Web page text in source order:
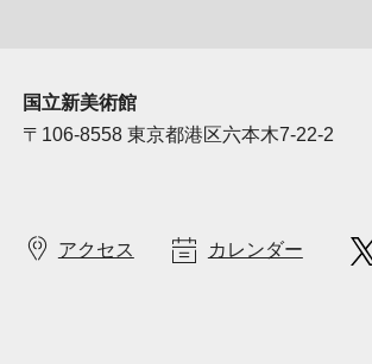
国立新美術館
〒106-8558 東京都港区六本木7-22-2
アクセス カレンダー